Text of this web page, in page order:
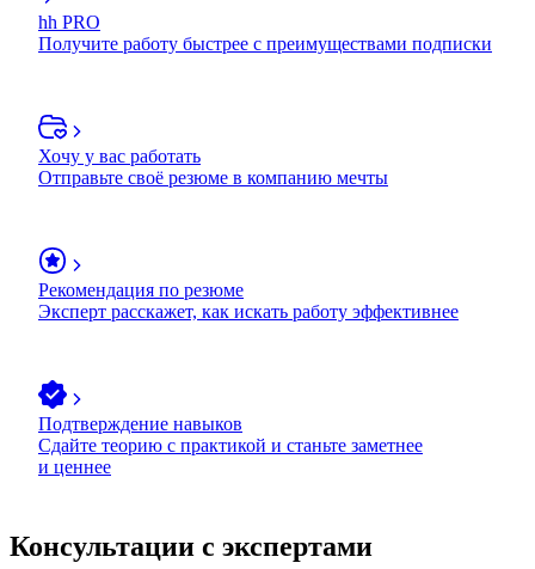
hh PRO
Получите работу быстрее с преимуществами подписки
Хочу у вас работать
Отправьте своё резюме в компанию мечты
Рекомендация по резюме
Эксперт расскажет, как искать работу эффективнее
Подтверждение навыков
Сдайте теорию с практикой и станьте заметнее
и ценнее
Консультации с экспертами